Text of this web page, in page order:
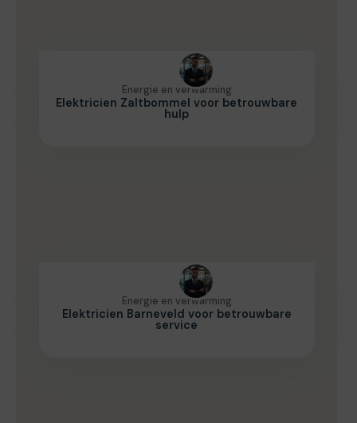
Energie en verwarming
Elektricien Zaltbommel voor betrouwbare
hulp
Energie en verwarming
Elektricien Barneveld voor betrouwbare
service